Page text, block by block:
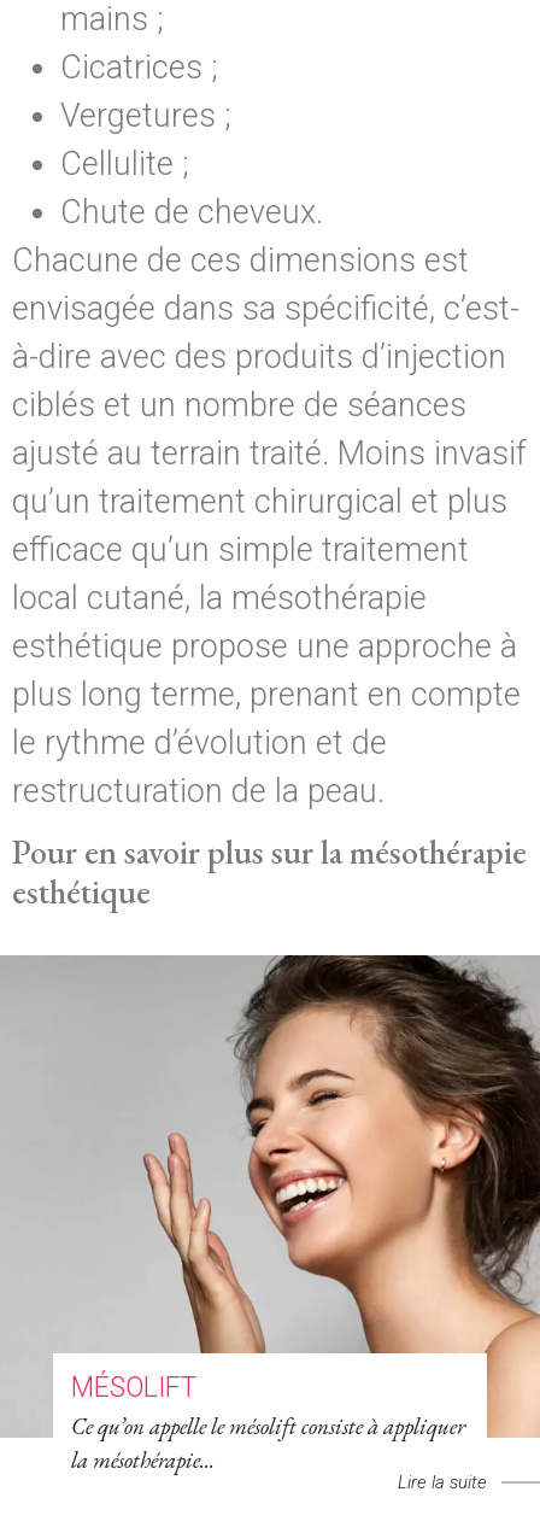
mains ;
Cicatrices ;
Vergetures ;
Cellulite ;
Chute de cheveux.
Chacune de ces dimensions est
envisagée dans sa spécificité, c’est-
à-dire avec des produits d’injection
ciblés et un nombre de séances
ajusté au terrain traité. Moins invasif
qu’un traitement chirurgical et plus
efficace qu’un simple traitement
local cutané, la mésothérapie
esthétique propose une approche à
plus long terme, prenant en compte
le rythme d’évolution et de
restructuration de la peau.
Pour en savoir plus sur la mésothérapie
esthétique
MÉSOLIFT
Ce qu’on appelle le mésolift consiste à appliquer
la mésothérapie...
Lire la suite